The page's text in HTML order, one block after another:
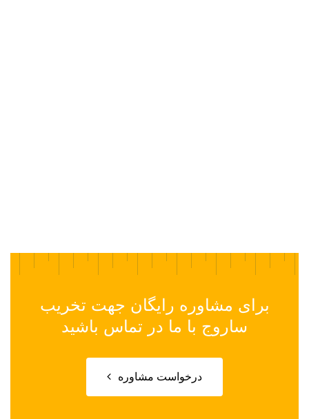
برای مشاوره رایگان جهت تخریب
ساروج با ما در تماس باشید
درخواست مشاوره